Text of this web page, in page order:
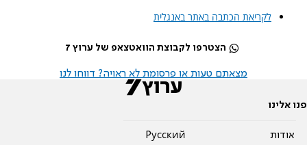
לקריאת הכתבה באתר באנגלית
הצטרפו לקבוצת הוואטצאפ של ערוץ 7
מצאתם טעות או פרסומת לא ראויה? דווחו לנו
פנו אלינו
אודות
Pусский